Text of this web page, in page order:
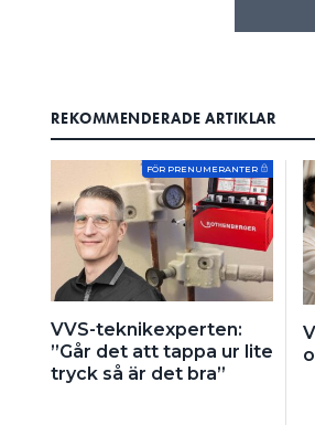
REKOMMENDERADE ARTIKLAR
FÖR PRENUMERANTER
VVS-teknikexperten:
”Går det att tappa ur lite
tryck så är det bra”